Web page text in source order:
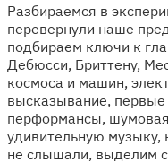
Разбираемся в
перевернули наше
подбираем ключи к
Дебюсси, Бриттену,
космоса и машин,
высказывание,
перформансы,
удивительную
не слышали, выделим